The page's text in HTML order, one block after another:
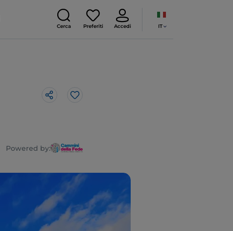
Cerca Preferiti Accedi IT
Powered by:
Like